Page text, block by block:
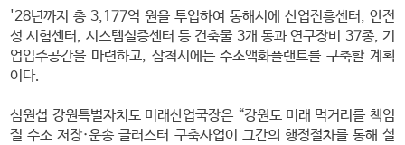
'28년까지 총 3,177억 원을 투입하여 동해시에 산업진흥센터, 안전
성 시험센터, 시스템실증센터 등 건축물 3개 동과 연구장비 37종, 기
업입주공간을 마련하고, 삼척시에는 수소액화플랜트를 구축할 계획
이다.
심원섭 강원특별자치도 미래산업국장은 “강원도 미래 먹거리를 책임
질 수소 저장·운송 클러스터 구축사업이 그간의 행정절차를 통해 설